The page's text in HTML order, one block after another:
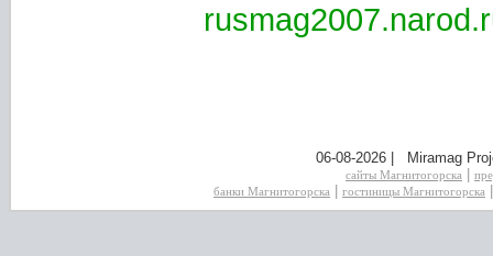
06-08-2026 | Miramag
сайты Магнитогорска
банки Магнитогорска
гостиницы Магнитогорска